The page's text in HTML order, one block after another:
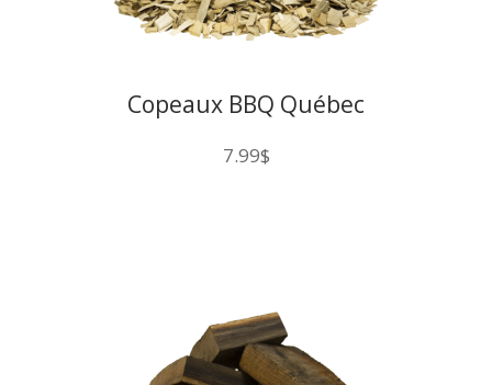
Copeaux BBQ Québec
7.99$